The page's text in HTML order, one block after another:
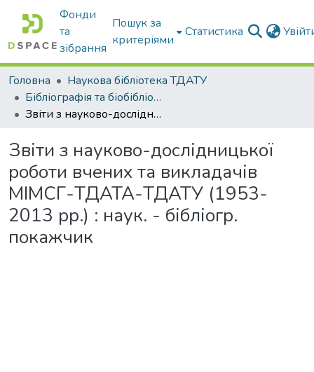
Фонди
та
зібрання
Пошук за
критеріями
Статистика
Головна
Наукова бібліотека ТДАТУ
Бібліографія та біобібліографістика вчених ТДАТУ
Звіти з науково-дослідницької роботи вчених та викладачів МІМСГ-ТДАТА-ТДАТУ (1953-2013 рр.) : наук. - бібліогр. покажчик
Звіти з науково-дослідницької
роботи вчених та викладачів
МІМСГ-ТДАТА-ТДАТУ (1953-
2013 рр.) : наук. - бібліогр.
покажчик